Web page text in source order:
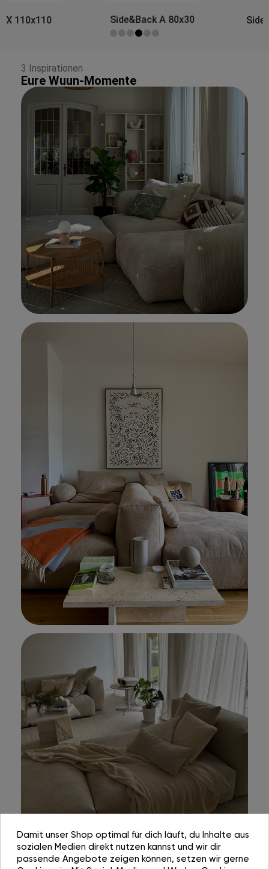
Side&Back A 80x30 Side&Back B 100x30
3 Inspirationen
Eure Wuun-Momente
Damit unser Shop optimal für dich läuft, du Inhalte aus
sozialen Medien direkt nutzen kannst und wir dir
passende Angebote zeigen können, setzen wir gerne